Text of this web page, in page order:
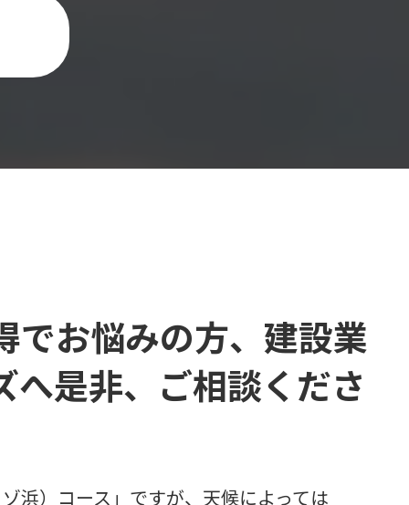
でお悩みの方、建設業
是非、ご相談くださ
浜）コース」ですが、天候によっては